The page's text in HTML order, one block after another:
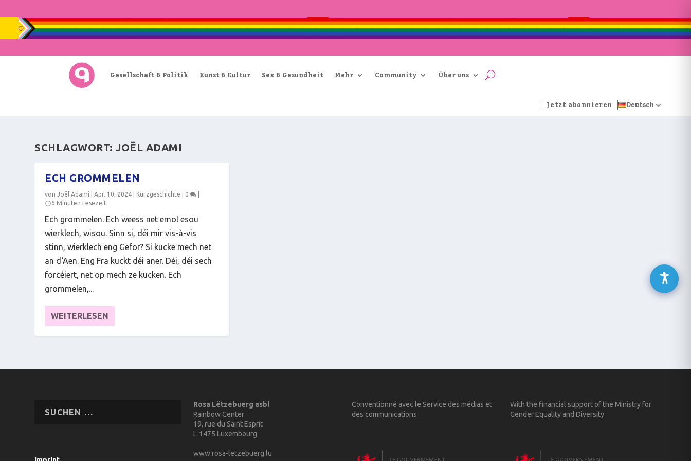
Gesellschaft & Politik Kunst & Kultur Sex & Gesundheit Mehr Community Über uns
Jetzt abonnieren Deutsch
SCHLAGWORT:JOËL ADAMI
ECH GROMMELEN
von Joël Adami Apr. 10, 2024 Kurzgeschichte 0
6 Minuten Lesezeit
Ech grommelen. Ech weess net emol esou
wierklech, wisou. Sinn si, déi mir vis-à-vis
stinn, wierklech eng Gefor? Si kucke mech net
an d‘Aen. Eng Fra kuckt déi aner. Déi, déi sech
forcéiert, net op mech ze kucken. Ech
grommelen,...
WEITERLESEN
Rosa Lëtzebuerg asbl
Rainbow Center
19, rue du Saint Esprit
L-1475 Luxembourg
www.rosa-letzebuerg.lu
Conventionné avec le Service des médias et
des communications
With the financial support of the Ministry for
Gender Equality and Diversity